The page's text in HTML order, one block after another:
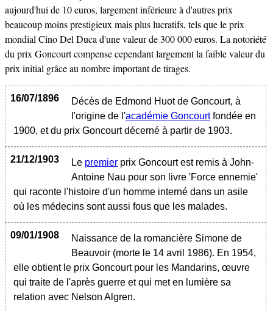
aujourd'hui de 10 euros, largement inférieure à d'autres prix
beaucoup moins prestigieux mais plus lucratifs, tels que le prix
mondial Cino Del Duca d'une valeur de 300 000 euros. La notoriété
du prix Goncourt compense cependant largement la faible valeur du
prix initial grâce au nombre important de tirages.
16/07/1896
Décès de Edmond Huot de Goncourt, à
l'origine de l'académie Goncourtfondée en
1900, et du prix Goncourt décerné à partir de 1903.
21/12/1903 Le premier prix Goncourt est remis à John-
Antoine Nau pour son livre 'Force ennemie'
qui raconte l'histoire d'un homme interné dans un asile
où les médecins sont aussi fous que les malades.
09/01/1908
Naissance de la romancière Simone de
Beauvoir (morte le 14 avril 1986). En 1954,
elle obtient le prix Goncourt pour les Mandarins, œuvre
qui traite de l'après guerre et qui met en lumière sa
relation avec Nelson Algren.